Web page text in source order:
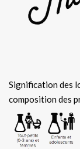
Signification des
composition des